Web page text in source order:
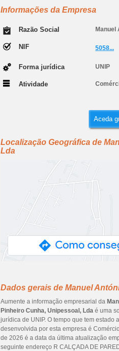
Informações da Empresa
Razão Social Manuel
NIF 5058...
Forma jurídica UNIP
Atividade
Aceda
Localização Geográfica de
Lda
Dados gerais de Manuel
Aumente a informação empresarial da
Pinheiro Cunha, Unipessoal, Lda é uma
jurídica de UNIP. O tempo que tem estado
desenvolvida por esta empresa é
de 2026 é a data da última atualização
seguinte endereço R CALÇADA DE